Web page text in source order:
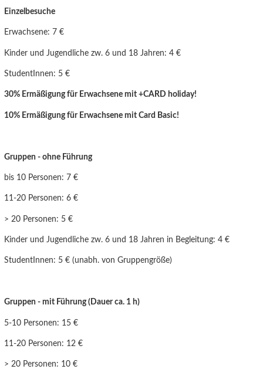
Einzelbesuche
Erwachsene: 7 €
Kinder und Jugendliche zw. 6 und 18 Jahren: 4 €
StudentInnen: 5 €
30% Ermäßigung für Erwachsene mit +CARD holiday!
10% Ermäßigung für Erwachsene mit Card Basic!
Gruppen - ohne Führung
bis 10 Personen: 7 €
11-20 Personen: 6 €
> 20 Personen: 5 €
Kinder und Jugendlichezw. 6 und 18 Jahren in Begleitung: 4 €
StudentInnen: 5 € (unabh. von Gruppengröße)
Gruppen - mit Führung (Dauer ca. 1 h)
5-10 Personen: 15 €
11-20 Personen: 12 €
> 20 Personen: 10 €